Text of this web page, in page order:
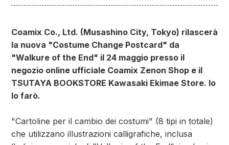
Coamix Co., Ltd. (Musashino City, Tokyo) rilascerà
la nuova "Costume Change Postcard" da
"Walkure of the End" il 24 maggio presso il
negozio online ufficiale Coamix Zenon Shop e il
TSUTAYA BOOKSTORE Kawasaki Ekimae Store. Io
lo farò.
"Cartoline per il cambio dei costumi" (8 tipi in totale)
che utilizzano illustrazioni calligrafiche, inclusa